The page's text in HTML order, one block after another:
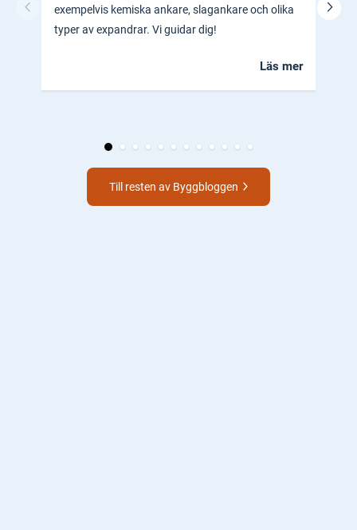
exempelvis kemiska ankare, slagankare och olika
typer av expandrar. Vi guidar dig!
Läs mer
Till resten av Byggbloggen